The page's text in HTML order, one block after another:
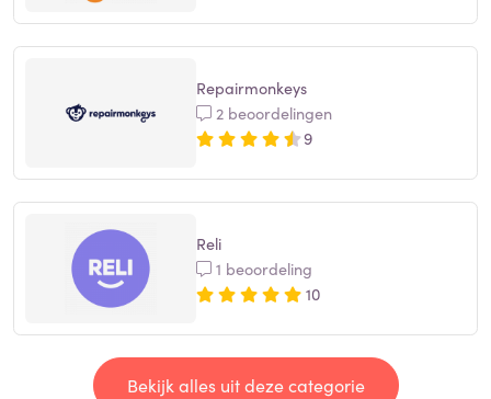
Repairmonkeys
2 beoordelingen
9
Reli
1 beoordeling
10
Bekijk alles uit deze categorie